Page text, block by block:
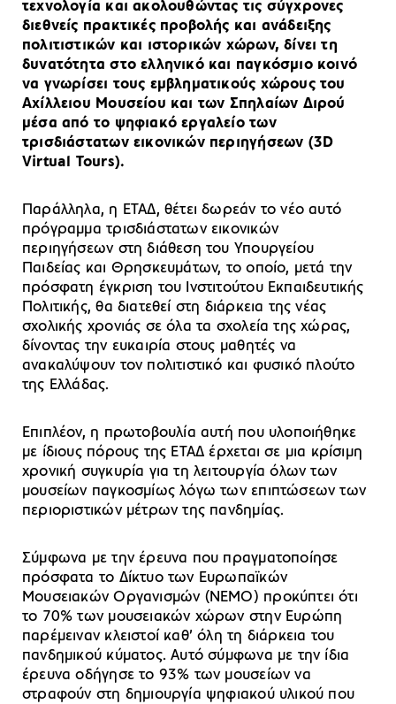
τεχνολογία και ακολουθώντας τις σύγχρονες
διεθνείς πρακτικές προβολής και ανάδειξης
πολιτιστικών και ιστορικών χώρων, δίνει τη
δυνατότητα στο ελληνικό και παγκόσμιο κοινό
να γνωρίσει τους εμβληματικούς χώρους του
Αχίλλειου Μουσείου και των Σπηλαίων Διρού
μέσα από το ψηφιακό εργαλείο των
τρισδιάστατων εικονικών περιηγήσεων (3D
Virtual Tours).
Παράλληλα, η ΕΤΑΔ, θέτει δωρεάν το νέο αυτό
πρόγραμμα τρισδιάστατων εικονικών
περιηγήσεων στη διάθεση του Υπουργείου
Παιδείας και Θρησκευμάτων, το οποίο, μετά την
πρόσφατη έγκριση του Ινστιτούτου Εκπαιδευτικής
Πολιτικής, θα διατεθεί στη διάρκεια της νέας
σχολικής χρονιάς σε όλα τα σχολεία της χώρας,
δίνοντας την ευκαιρία στους μαθητές να
ανακαλύψουν τον πολιτιστικό και φυσικό πλούτο
της Ελλάδας.
Επιπλέον, η πρωτοβουλία αυτή που υλοποιήθηκε
με ίδιους πόρους της ΕΤΑΔ έρχεται σε μια κρίσιμη
χρονική συγκυρία για τη λειτουργία όλων των
μουσείων παγκοσμίως λόγω των επιπτώσεων των
περιοριστικών μέτρων της πανδημίας.
Σύμφωνα με την έρευνα που πραγματοποίησε
πρόσφατα το Δίκτυο των Ευρωπαϊκών
Μουσειακών Οργανισμών (ΝΕΜΟ) προκύπτει ότι
το 70% των μουσειακών χώρων στην Ευρώπη
παρέμειναν κλειστοί καθ’ όλη τη διάρκεια του
πανδημικού κύματος. Αυτό σύμφωνα με την ίδια
έρευνα οδήγησε το 93% των μουσείων να
στραφούν στη δημιουργία ψηφιακού υλικού που